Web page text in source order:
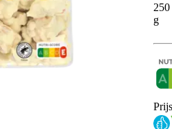
250
g